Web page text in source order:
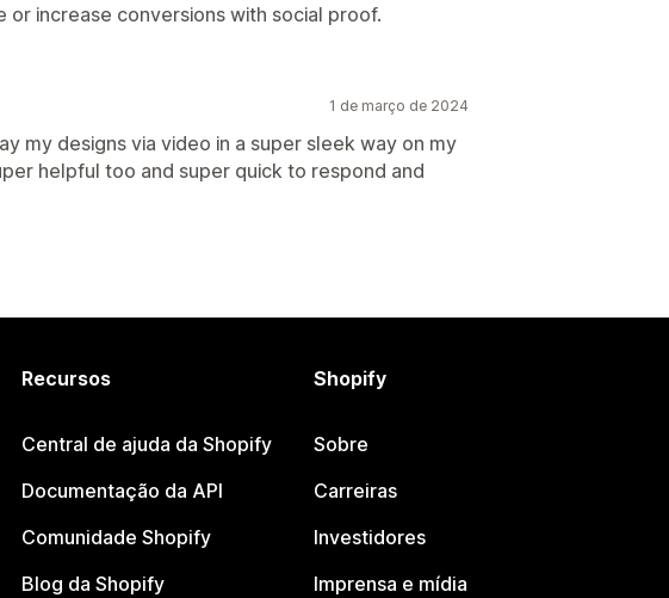
increase conversions with social proof.
1 de março de 2024
my designs via video in a super sleek way on my
helpful too and super quick to respond and
Recursos
Central de ajuda da Shopify
Documentação da API
Comunidade Shopify
Blog da Shopify
Shopify
Sobre
Carreiras
Investidores
Imprensa e mídia